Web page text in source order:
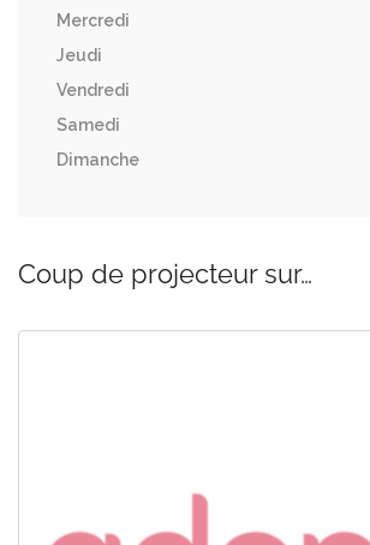
Mercredi
Jeudi
Vendredi
Samedi
Dimanche
Coup de projecteur sur…